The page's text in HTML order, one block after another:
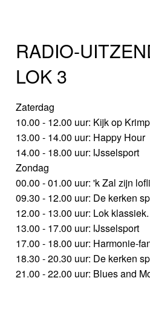
RADIO-
LOK 3
Zaterdag
10.00 - 12.00 uur: Kijk op
13.00 - 14.00 uur: Happy Hour
14.00 - 18.00 uur: IJsselsport
Zondag
00.00 - 01.00 uur: 'k Zal zijn
09.30 - 12.00 uur: De kerken
12.00 - 13.00 uur: Lok
13.00 - 17.00 uur: IJsselsport
17.00 - 18.00 uur: Harmonie-
18.30 - 20.30 uur: De kerken
21.00 - 22.00 uur: Blues and